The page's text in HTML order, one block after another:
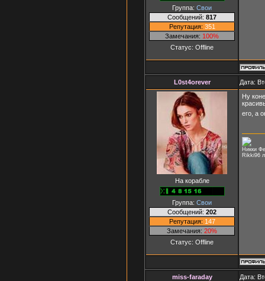
Группа: Свои
Сообщений: 817
Репутация: 351
Замечания: 100%
Статус: Offline
L0st4orever Дата:
На корабле
Группа: Свои
Сообщений: 202
Репутация: 147
Замечания: 20%
Статус: Offline
Ну
его, а
Никки
Rikki96
miss-faraday Дата: